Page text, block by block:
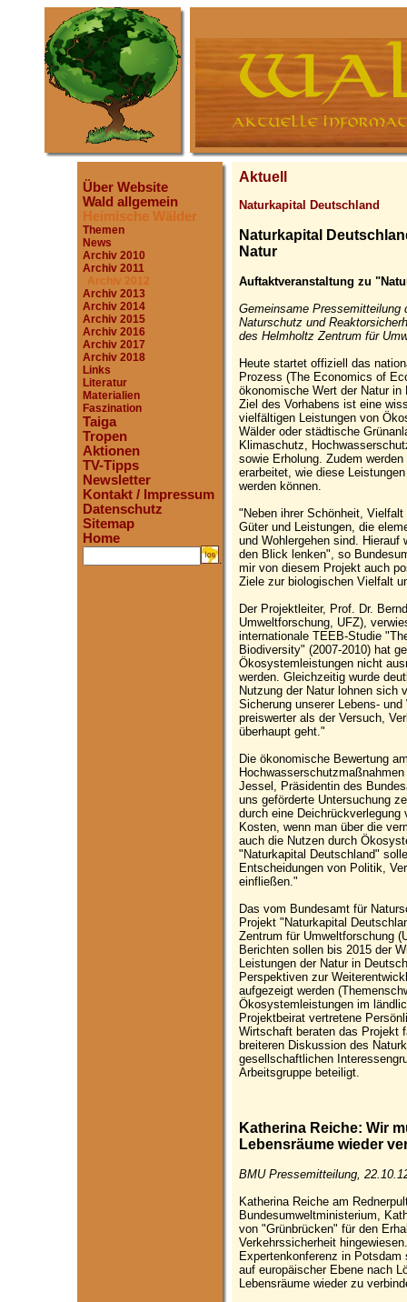
Über Website
Wald allgemein
Heimische Wälder
Themen
News
Archiv 2010
Archiv 2011
Archiv 2012
Archiv 2013
Archiv 2014
Archiv 2015
Archiv 2016
Archiv 2017
Archiv 2018
Links
Literatur
Materialien
Faszination
Taiga
Tropen
Aktionen
TV-Tipps
Newsletter
Kontakt / Impressum
Datenschutz
Sitemap
Home
.
Aktuell
Naturkapital Deutschland
Naturkapital
Natur
Auftaktveranstaltung zu
Gemeinsame
Naturschutz und
des Helmholtz Zentrum für
Heute startet offiziell das
Prozess (The Economics of
ökonomische Wert der Natur
Ziel des Vorhabens ist eine
vielfältigen Leistungen von
Wälder oder städtische
Klimaschutz,
sowie Erholung. Zudem
erarbeitet, wie diese
werden können.
"Neben ihrer Schönheit,
Güter und Leistungen, die
und Wohlergehen sind.
den Blick lenken", so
mir von diesem Projekt auch
Ziele zur biologischen Vielfalt
Der Projektleiter, Prof. Dr.
Umweltforschung, UFZ),
internationale TEEB-Studie
Biodiversity" (2007-2010) hat
Ökosystemleistungen nicht
werden. Gleichzeitig wurde
Nutzung der Natur lohnen sich
Sicherung unserer Lebens-
preiswerter als der Versuch,
überhaupt geht."
Die ökonomische Bewertung
Jessel, Präsidentin des
uns geförderte Untersuchung
durch eine
Kosten, wenn man über die
auch die Nutzen durch
"Naturkapital Deutschland"
Entscheidungen von Politik,
einfließen."
Das vom Bundesamt für
Projekt "Naturkapital
Zentrum für Umweltforschung
Berichten sollen bis 2015 der
Leistungen der Natur in
Perspektiven zur
aufgezeigt werden
Ökosystemleistungen im
Projektbeirat vertretene
Wirtschaft beraten das Projekt
breiteren Diskussion des
gesellschaftlichen
Arbeitsgruppe beteiligt.
Katherina Reiche: Wir
Lebensräume wieder
BMU Pressemitteilung,
Katherina Reiche am
Bundesumweltministerium,
von "Grünbrücken" für den
Verkehrssicherheit
Expertenkonferenz in
auf europäischer Ebene nach
Lebensräume wieder zu